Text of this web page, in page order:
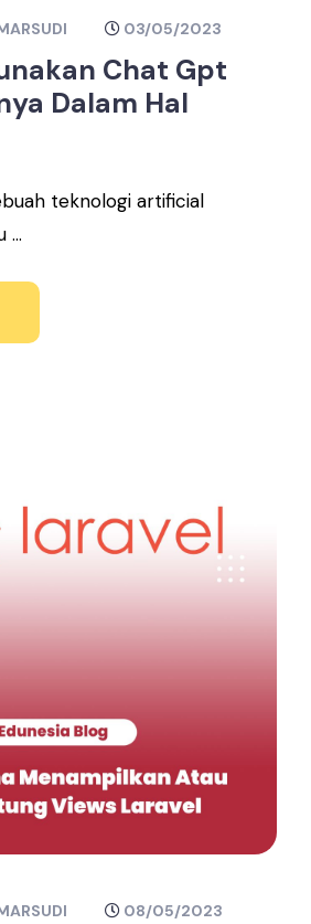
03/05/2023
Chat Gpt
Dalam Hal
teknologi artificial
...
08/05/2023